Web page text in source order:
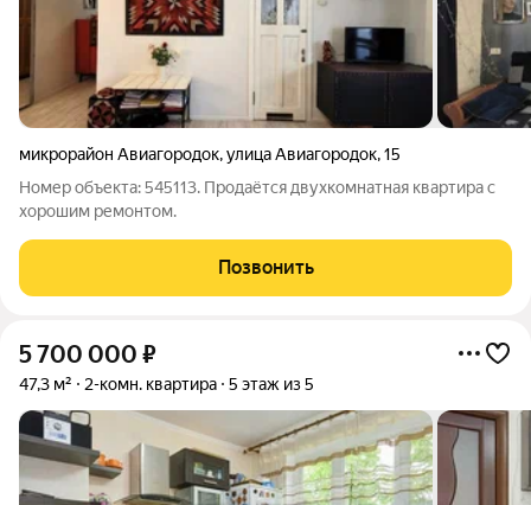
микрорайон Авиагородок,улица Авиагородок,15
Номер объекта: 545113. Продаётся двухкомнатная квартира с
хорошим ремонтом.
Позвонить
5 700 000 ₽
47,3 м² 2-комн. квартира 5 этаж из 5